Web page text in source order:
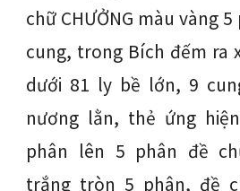
chữ CHƯỞNG màu vàng
cung, trong Bích đếm ra
dưới 81 ly bề lớn, 9
nương lằn, thẻ ứng
phân lên 5 phân đề
trắng tròn 5 phân, đề